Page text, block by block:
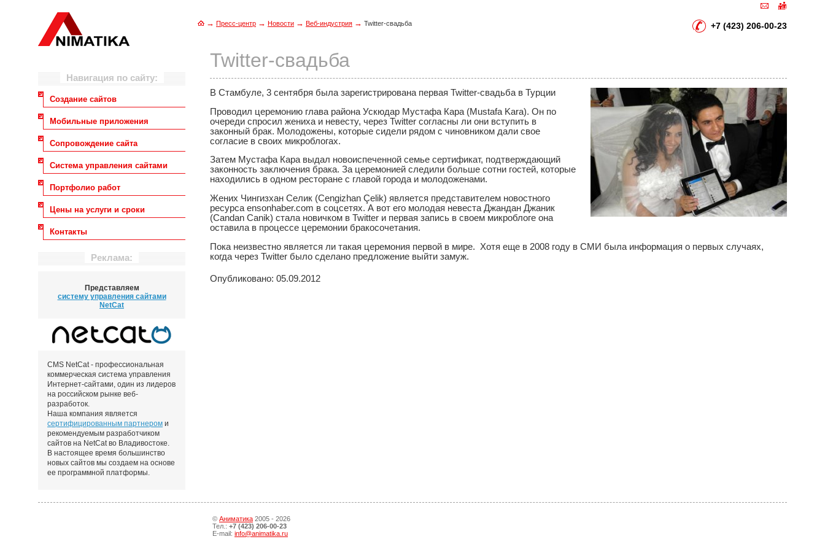
+7 (423) 206-00-23
→ Пресс-центр → Новости → Веб-индустрия → Twitter-свадьба
Twitter-свадьба
В Стамбуле, 3 сентября была зарегистрирована первая Twitter-свадьба в Турции
Проводил церемонию глава района Ускюдар Мустафа Кара (Mustafa Kara). Он по
очереди спросил жениха и невесту, через Twitter согласны ли они вступить в
законный брак. Молодожены, которые сидели рядом с чиновником дали свое
согласие в своих микроблогах.
Затем Мустафа Кара выдал новоиспеченной семье сертификат, подтверждающий
законность заключения брака. За церемонией следили больше сотни гостей, которые
находились в одном ресторане с главой города и молодоженами.
Жених Чингизхан Селик (Cengizhan Çelik) является представителем новостного
ресурса ensonhaber.com в соцсетях. А вот его молодая невеста Джандан Джаник
(Candan Canik) стала новичком в Twitter и первая запись в своем микроблоге она
оставила в процессе церемонии бракосочетания.
Пока неизвестно является ли такая церемония первой в мире. Хотя еще в 2008 году в СМИ была информация о первых случаях,
когда через Twitter было сделано предложение выйти замуж.
Опубликовано: 05.09.2012
Навигация по сайту:
Создание сайтов
Мобильные приложения
Сопровождение сайта
Система управления сайтами
Портфолио работ
Цены на услуги и сроки
Контакты
Реклама:
Представляем
систему управления сайтами
NetCat
CMS NetCat - профессиональная
коммерческая система управления
Интернет-сайтами, один из лидеров
на российском рынке веб-
разработок.
Наша компания является
сертифицированным партнером и
рекомендуемым разработчиком
сайтов на NetCat во Владивостоке.
В настоящее время большинство
новых сайтов мы создаем на основе
ее программной платформы.
© Аниматика 2005 - 2026
Тел.: +7 (423) 206-00-23
E-mail: info@animatika.ru